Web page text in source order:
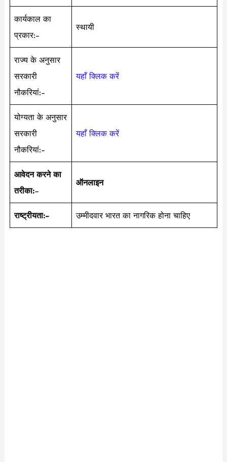
कार्यकाल का
प्रकार:-
स्थायी
राज्य के अनुसार
सरकारी
नौकरियां:-
यहाँ क्लिक करें
योग्यता के अनुसार
सरकारी
नौकरियां:-
यहाँ क्लिक करें
आवेदन करने का
तरीका:–
ऑनलाइन
राष्ट्रीयता:- उम्मीदवार भारत का नागरिक होना चाहिए